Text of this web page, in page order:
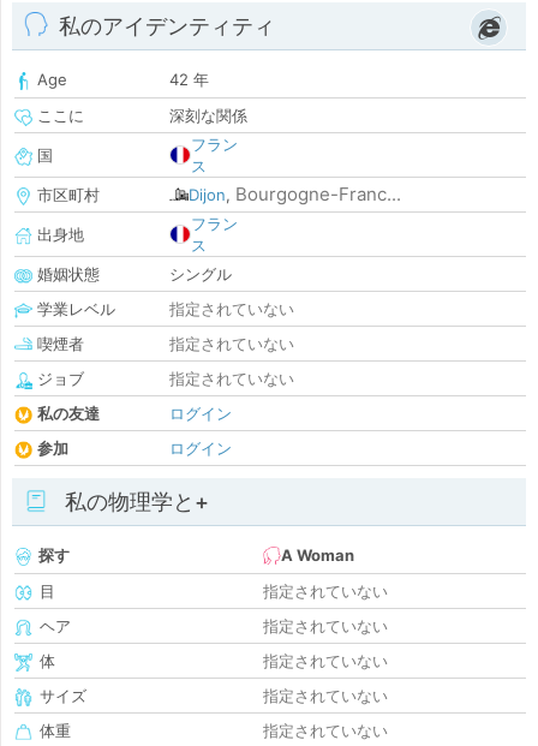
私のアイデンティティ
Age
42 年
ここに
深刻な関係
国
フラン
ス
市区町村
Dijon, Bourgogne-Franc...
出身地
フラン
ス
婚姻状態
シングル
学業レベル
指定されていない
喫煙者
指定されていない
ジョブ
指定されていない
私の友達
ログイン
参加
ログイン
私の物理学と+
探す
A Woman
目
指定されていない
ヘア
指定されていない
体
指定されていない
サイズ
指定されていない
体重
指定されていない